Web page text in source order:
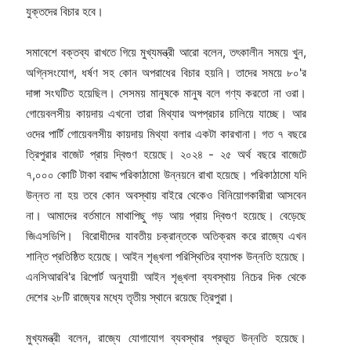
যুক্তদের বিচার হবে।
সমাবেশে বক্তব্য রাখতে গিয়ে মুখ্যমন্ত্রী আরো বলেন, তৎকালীন সময়ে খুন,
অগ্নিসংযোগ, ধর্ষণ সহ কোন অপরাধের বিচার হয়নি। তাদের সময়ে ৮০'র
দাঙ্গা সংঘটিত হয়েছিল। সেসময় মানুষকে মানুষ বলে গণ্য করতো না ওরা।
গোয়েবলসীয় কায়দায় এখনো তারা মিথ্যার অপপ্রচার চালিয়ে যাচ্ছে। আর
ওদের পার্টি গোয়েবলসীয় কায়দায় মিথ্যা বলার একটা কারখানা। গত ৭ বছরে
ত্রিপুরার বাজেট প্রায় দ্বিগুণ হয়েছে। ২০২৪ - ২৫ অর্থ বছরে বাজেটে
৭,০০০ কোটি টাকা বরাদ্দ পরিকাঠামো উন্নয়নে রাখা হয়েছে। পরিকাঠামো যদি
উন্নত না হয় তবে কোন অবস্থায় বাইরে থেকেও বিনিয়োগকারীরা আসবেন
না। আমাদের বর্তমানে মাথাপিছু গড় আয় প্রায় দ্বিগুণ হয়েছে। বেড়েছে
জিএসডিপি। বিরোধীদের যাবতীয় চক্রান্তকে অতিক্রম করে রাজ্যে এখন
শান্তি প্রতিষ্ঠিত হয়েছে। আইন শৃঙ্খলা পরিস্থিতির ব্যাপক উন্নতি হয়েছে।
এনসিআরবি'র রিপোর্ট অনুযায়ী আইন শৃঙ্খলা ব্যবস্থায় নিচের দিক থেকে
দেশের ২৮টি রাজ্যের মধ্যে তৃতীয় স্থানে রয়েছে ত্রিপুরা।
মুখ্যমন্ত্রী বলেন, রাজ্যে যোগাযোগ ব্যবস্থার প্রভূত উন্নতি হয়েছে।